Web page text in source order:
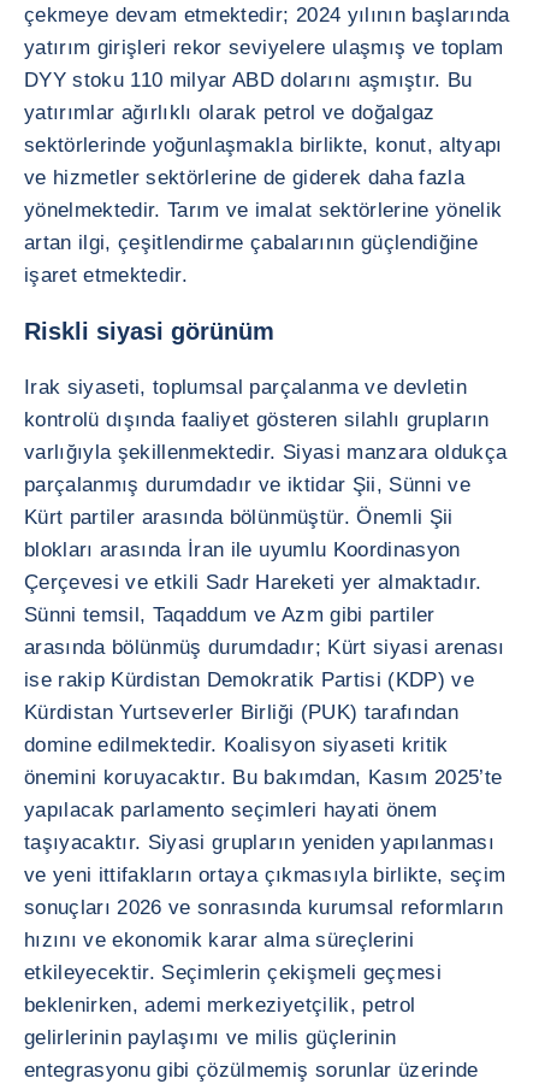
çekmeye devam etmektedir; 2024 yılının başlarında
yatırım girişleri rekor seviyelere ulaşmış ve toplam
DYY stoku 110 milyar ABD dolarını aşmıştır. Bu
yatırımlar ağırlıklı olarak petrol ve doğalgaz
sektörlerinde yoğunlaşmakla birlikte, konut, altyapı
ve hizmetler sektörlerine de giderek daha fazla
yönelmektedir. Tarım ve imalat sektörlerine yönelik
artan ilgi, çeşitlendirme çabalarının güçlendiğine
işaret etmektedir.
Riskli siyasi görünüm
Irak siyaseti, toplumsal parçalanma ve devletin
kontrolü dışında faaliyet gösteren silahlı grupların
varlığıyla şekillenmektedir. Siyasi manzara oldukça
parçalanmış durumdadır ve iktidar Şii, Sünni ve
Kürt partiler arasında bölünmüştür. Önemli Şii
blokları arasında İran ile uyumlu Koordinasyon
Çerçevesi ve etkili Sadr Hareketi yer almaktadır.
Sünni temsil, Taqaddum ve Azm gibi partiler
arasında bölünmüş durumdadır; Kürt siyasi arenası
ise rakip Kürdistan Demokratik Partisi (KDP) ve
Kürdistan Yurtseverler Birliği (PUK) tarafından
domine edilmektedir. Koalisyon siyaseti kritik
önemini koruyacaktır. Bu bakımdan, Kasım 2025’te
yapılacak parlamento seçimleri hayati önem
taşıyacaktır. Siyasi grupların yeniden yapılanması
ve yeni ittifakların ortaya çıkmasıyla birlikte, seçim
sonuçları 2026 ve sonrasında kurumsal reformların
hızını ve ekonomik karar alma süreçlerini
etkileyecektir. Seçimlerin çekişmeli geçmesi
beklenirken, ademi merkeziyetçilik, petrol
gelirlerinin paylaşımı ve milis güçlerinin
entegrasyonu gibi çözülmemiş sorunlar üzerinde